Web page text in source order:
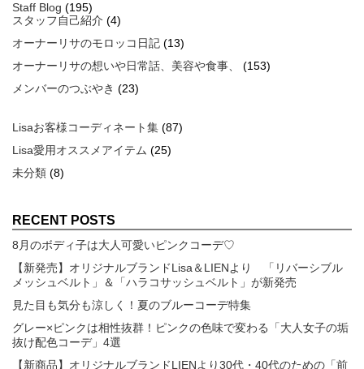
Staff Blog (195)
スタッフ自己紹介 (4)
オーナーリサのモロッコ日記 (13)
オーナーリサの想いや日常話、美容や食事、
(153)
メンバーのつぶやき (23)
Lisaお客様コーディネート集 (87)
Lisa愛用オススメアイテム (25)
未分類 (8)
RECENT POSTS
8月のボディ子は大人可愛いピンクコーデ♡
【新発売】オリジナルブランドLisa＆LIENより 「リバーシブル
メッシュベルト」＆「ハラコサッシュベルト」が新発売
見た目も気分も涼しく！夏のブルーコーデ特集
グレー×ピンクは相性抜群！ピンクの色味で変わる「大人女子の垢
抜け配色コーデ」4選
【新商品】オリジナルブランドLIENより30代・40代のための「前